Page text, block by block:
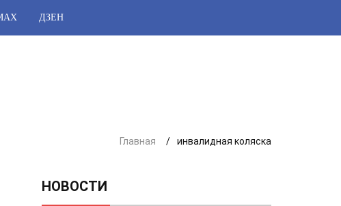
ДЗЕН
Главная инвалидная коляска
НОВОСТИ